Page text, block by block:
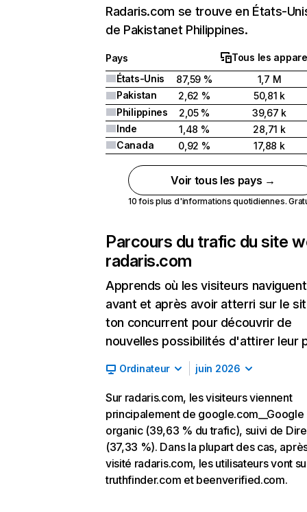
Radaris.com se trouve en États-
de Pakistanet Philippines.
Pays
Tous les
États-Unis
87,59 %
1,7 M
Pakistan
2,62 %
50,81 k
Philippines
2,05 %
39,67 k
Inde
1,48 %
28,71 k
Canada
0,92 % 17,88 k
Voir tous les pays →
10 fois plus d'informations quotidiennes.
Parcours du trafic du site
radaris.com
Apprends où les visiteurs naviguent
avant et après avoir atterri sur le
ton concurrent pour découvrir de
nouvelles possibilités d'attirer leur
Ordinateur juin 2026
Sur radaris.com, les visiteurs viennent
principalement de google.com__Google
organic (39,63 % du trafic), suivi de
(37,33 %). Dans la plupart des cas,
visité radaris.com, les utilisateurs vont
truthfinder.com et beenverified.com.